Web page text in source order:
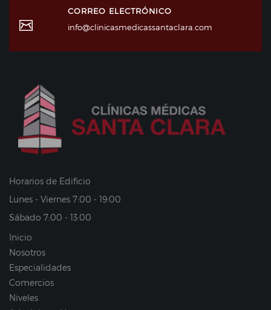
CORREO ELECTRÓNICO
info@clinicasmedicassantaclara.com
Horarios de Edificio
Lunes - Viernes 7:00 - 19:00
Sábado 7:00 - 13:00
Inicio
Nosotros
Especialidades
Comercios
Niveles